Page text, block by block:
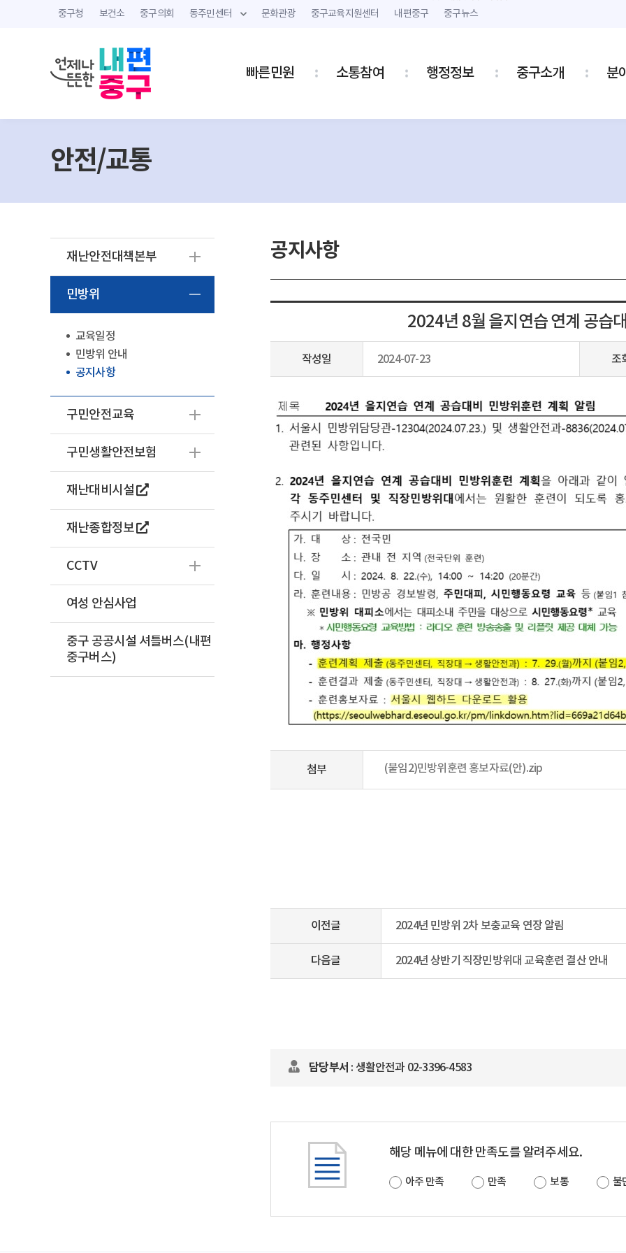
중구청 보건소 중구의회 동주민센터 문화관광 중구교육지원센터 내편중구 중구뉴스
빠른민원 소통참여 행정정보 중구소개 분
안전/교통
재난안전대책본부
민방위
교육일정
민방위 안내
공지사항
구민안전교육
구민생활안전보험
재난대비시설
재난종합정보
CCTV
여성 안심사업
중구 공공시설 셔틀버스(내편
중구버스)
공지사항
2024년 8월 을지연습 연계 공습
작성일 2024-07-23 조
첨부 (붙임2)민방위훈련 홍보자료(안).zip
이전글 2024년 민방위 2차 보충교육 연장 알림
다음글 2024년 상반기 직장민방위대 교육훈련 결산 안내
담당부서 : 생활안전과 02-3396-4583
해당 메뉴에 대한 만족도를 알려주세요.
아주 만족 만족 보통 불